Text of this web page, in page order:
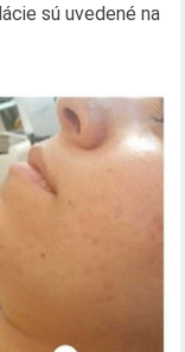
sú uvedené na